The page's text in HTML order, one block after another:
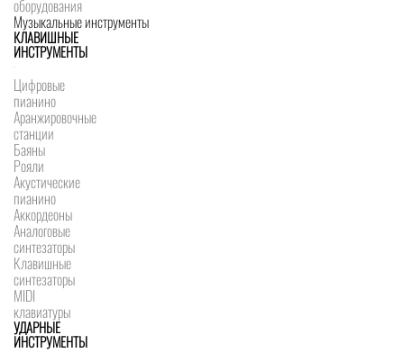
оборудования
Музыкальные инструменты
КЛАВИШНЫЕ
ИНСТРУМЕНТЫ
Цифровые
пианино
Аранжировочные
станции
Баяны
Рояли
Акустические
пианино
Аккордеоны
Аналоговые
синтезаторы
Клавишные
синтезаторы
MIDI
клавиатуры
УДАРНЫЕ
ИНСТРУМЕНТЫ